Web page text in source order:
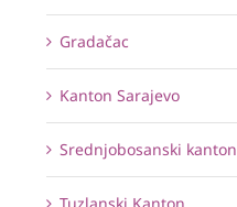
Gradačac
Kanton Sarajevo
Srednjobosanski kanton